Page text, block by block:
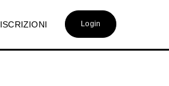
ISCRIZIONI Login